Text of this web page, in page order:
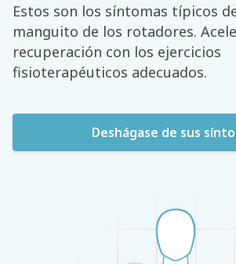
Estos son los síntomas típicos
manguito de los rotadores.
recuperación con los ejercicios
fisioterapéuticos adecuados.
Deshágase de sus